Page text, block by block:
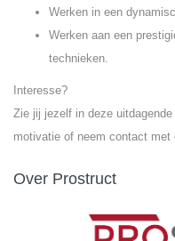
Werken in een
Werken aan een
technieken.
Interesse?
Zie jij jezelf in deze
motivatie of neem contact met
Over Prostruct